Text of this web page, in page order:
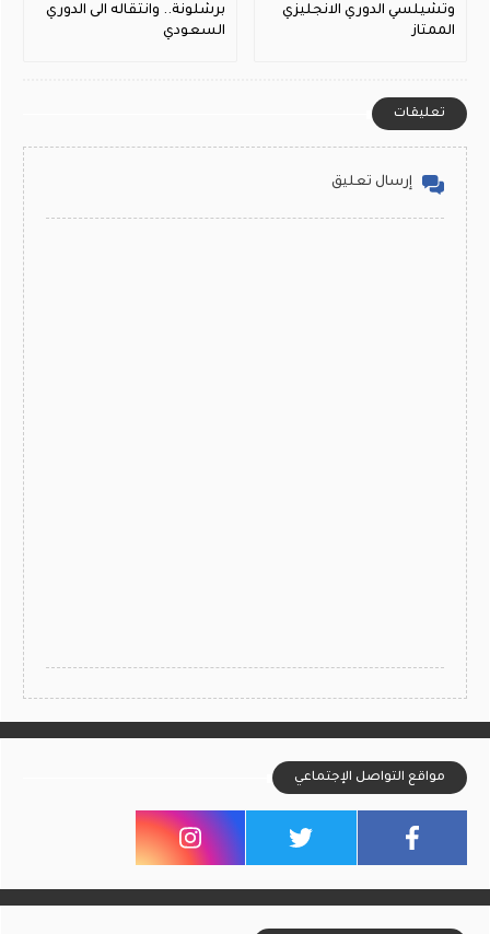
وتشيلسي الدوري الانجليزي
الممتاز
برشلونة.. وانتقاله الى الدوري
السعودي
تعليقات
إرسال تعليق
مواقع التواصل الإجتماعي